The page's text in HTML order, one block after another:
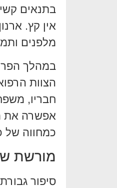
בתנאים
אין קץ.
מלפנים
במהלך
הצוות
חבריו,
אפשרה את
כמחווה של
מורשת
סיפור